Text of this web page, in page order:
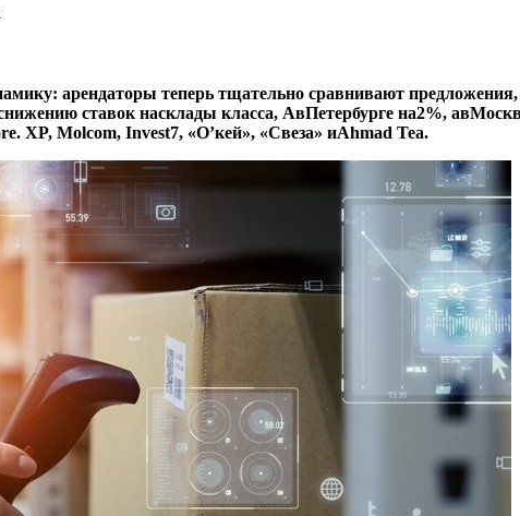
арендаторы теперь тщательно сравнивают предложения,
ставок насклады класса, АвПетербурге на2%,
XP, Molcom, Invest7, «О’кей», «Свеза» иAhmad Tea.